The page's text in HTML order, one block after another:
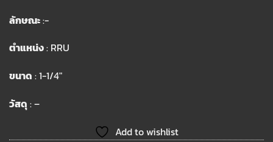
ลักษณะ:-
ตำแหน่ง: RRU
ขนาด : 1-1/4″
วัสดุ : –
Add to wishlist